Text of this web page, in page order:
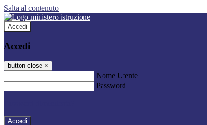
Salta al contenuto
Accedi
Accedi
button close ×
Nome Utente
Password